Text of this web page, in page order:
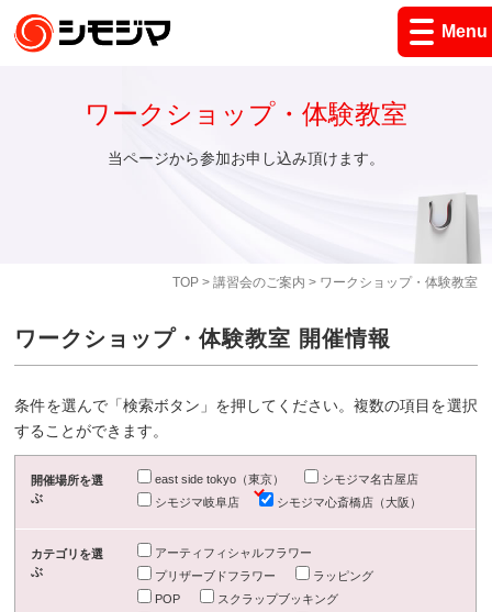
Menu
TOP> 講習会のご案内 > ワークショップ・体験教室
ワークショップ・体験教室
当ページから参加お申し込み頂けます。
ワークショップ・体験教室 開催情報
条件を選んで「検索ボタン」を押してください。複数の項目を選択
することができます。
開催場所を選
ぶ
east side tokyo（東京）
シモジマ名古屋店
シモジマ岐阜店
シモジマ心斎橋店（大阪）
カテゴリを選
ぶ
アーティフィシャルフラワー
プリザーブドフラワー
ラッピング
POP
スクラップブッキング